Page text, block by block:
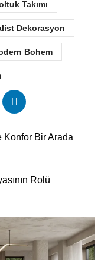
Takımı
Dekorasyon
Bohem
Konfor Bir Arada
Rolü